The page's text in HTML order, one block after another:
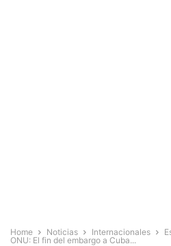
Home Noticias Internacionales
ONU: El fin del embargo a Cuba...